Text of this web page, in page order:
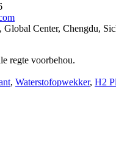
Center, Chengdu,
regte voorbehou.
, Waterstofopwekker, H2